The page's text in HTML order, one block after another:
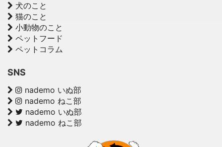
犬のこと
猫のこと
小動物のこと
ペットフード
ペットコラム
SNS
nademo いぬ部
nademo ねこ部
nademo いぬ部
nademo ねこ部